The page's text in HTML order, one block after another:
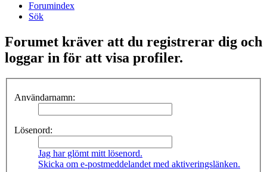
Forumindex
Sök
Forumet kräver att du registrerar dig och
loggar in för att visa profiler.
Användarnamn:
Lösenord:
Jag har glömt mitt lösenord.
Skicka om e-postmeddelandet med aktiveringslänken.